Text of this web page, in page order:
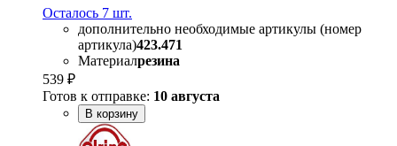
Осталось 7 шт.
дополнительно необходимые артикулы (номер
артикула)423.471
Материалрезина
539 ₽
Готов к отправке: 10 августа
В корзину